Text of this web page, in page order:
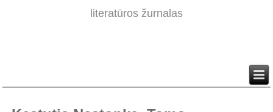
literatūros žurnalas